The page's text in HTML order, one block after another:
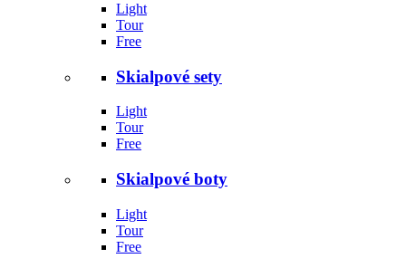
Light
Tour
Free
Skialpové sety
Light
Tour
Free
Skialpové boty
Light
Tour
Free